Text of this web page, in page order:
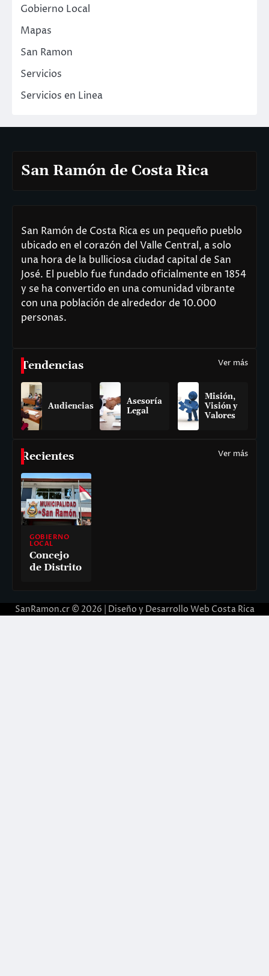
Gobierno Local
Mapas
San Ramon
Servicios
Servicios en Linea
San Ramón de Costa Rica
San Ramón de Costa Rica es un pequeño pueblo
ubicado en el corazón del Valle Central, a solo
una hora de la bulliciosa ciudad capital de San
José. El pueblo fue fundado oficialmente en 1854
y se ha convertido en una comunidad vibrante
con una población de alrededor de 10.000
personas.
Tendencias Ver más
Audiencias
Asesoría
Legal
Misión,
Visión y
Valores
Recientes Ver más
GOBIERNO
LOCAL
Concejo
de Distrito
SanRamon.cr © 2026 | Diseño y Desarrollo Web Costa Rica